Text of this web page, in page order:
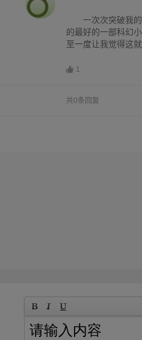
一次次突破我
的最好的一部科幻
至一度让我觉得这
1
共0条回复